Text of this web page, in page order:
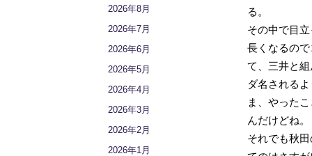
2026年8月
2026年7月
2026年6月
2026年5月
2026年4月
2026年3月
2026年2月
2026年1月
る。
その中で目
長くなるの
て、三井と
ダ名される
ま、やった
んだけどね。
それでも秋